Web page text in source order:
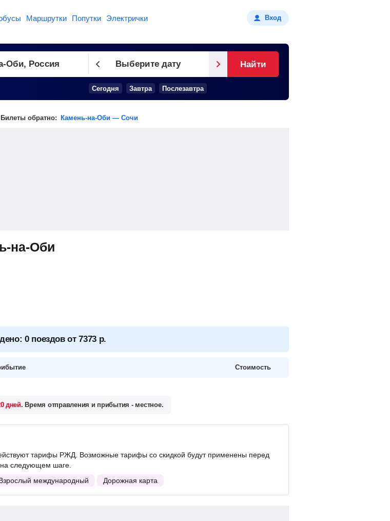
Маршрутки Попутки Электрички Вход
Выберите дату
Сегодня Завтра Послезавтра
Найти
Билеты обратно: Камень-на-Оби — Сочи
на-Оби
0 поездов от 7373 р.
Стоимость
дней. Время отправления и прибытия - местное.
тарифы РЖД. Возможные тарифы со скидкой будут применены перед
на следующем шаге.
международный Дорожная карта